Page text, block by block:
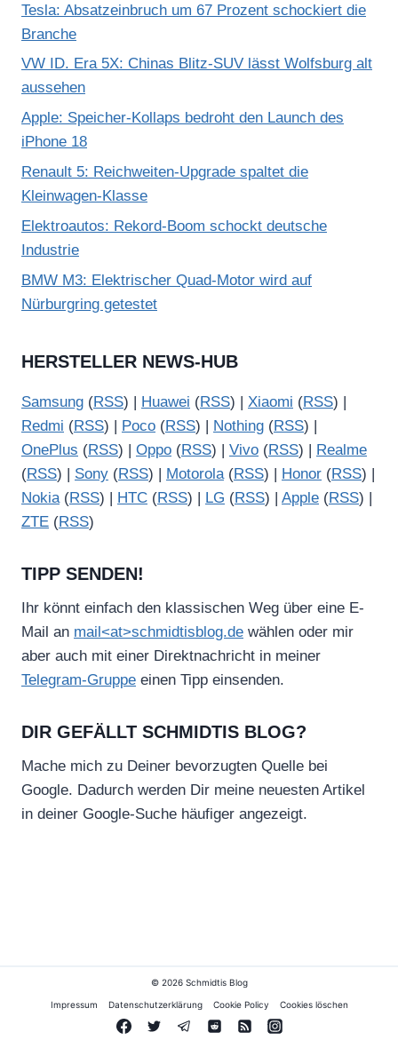
Tesla: Absatzeinbruch um 67 Prozent schockiert die
Branche
VW ID. Era 5X: Chinas Blitz-SUV lässt Wolfsburg alt
aussehen
Apple: Speicher-Kollaps bedroht den Launch des
iPhone 18
Renault 5: Reichweiten-Upgrade spaltet die
Kleinwagen-Klasse
Elektroautos: Rekord-Boom schockt deutsche
Industrie
BMW M3: Elektrischer Quad-Motor wird auf
Nürburgring getestet
HERSTELLER NEWS-HUB
Samsung (RSS) | Huawei (RSS) | Xiaomi (RSS) |
Redmi (RSS) | Poco (RSS) | Nothing (RSS) |
OnePlus (RSS) | Oppo (RSS) | Vivo (RSS) |
Realme
(RSS) | Sony (RSS) | Motorola(RSS) | Honor (RSS) |
Nokia(RSS) | HTC (RSS) | LG (RSS) | Apple (RSS) |
ZTE (RSS)
TIPP SENDEN!
Ihr könnt einfach den klassischen Weg über eine E-
Mail an mail<at>schmidtisblog.de wählen oder mir
aber auch mit einer Direktnachricht in meiner
Telegram-Gruppe einen Tipp einsenden.
DIR GEFÄLLT SCHMIDTIS BLOG?
Mache mich zu Deiner bevorzugten Quelle bei
Google. Dadurch werden Dir meine neuesten Artikel
in deiner Google-Suche häufiger angezeigt.
© 2026 Schmidtis Blog
Impressum Datenschutzerklärung Cookie Policy Cookies löschen